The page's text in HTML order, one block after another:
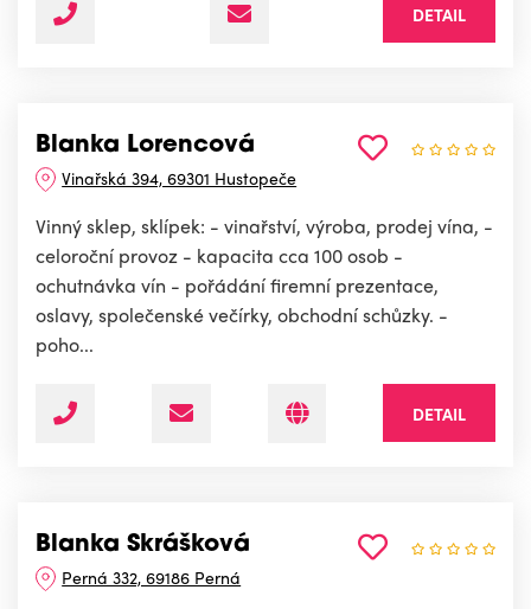
DETAIL
Blanka Lorencová
Vinařská 394, 69301 Hustopeče
Vinný sklep, sklípek: - vinařství, výroba, prodej vína, -
celoroční provoz - kapacita cca 100 osob -
ochutnávka vín - pořádání firemní prezentace,
oslavy, společenské večírky, obchodní schůzky. -
poho...
DETAIL
Blanka Skrášková
Perná 332, 69186 Perná